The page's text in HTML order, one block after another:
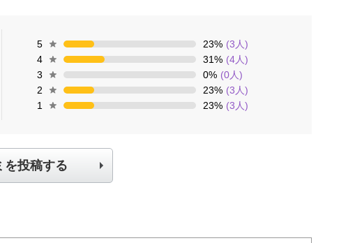
5 23% (3 人)
4
31% (4人)
3
0% (0人)
2
23% (3 人)
1
23% (3 人)
を投稿する